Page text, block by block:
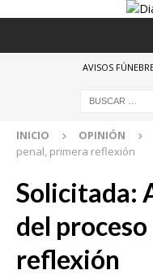
AVISOS
INICIO OPINIÓN
penal, primera reflexión
Solicitada:
del
reflexión